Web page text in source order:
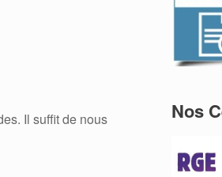
Il suffit de nous
Nos